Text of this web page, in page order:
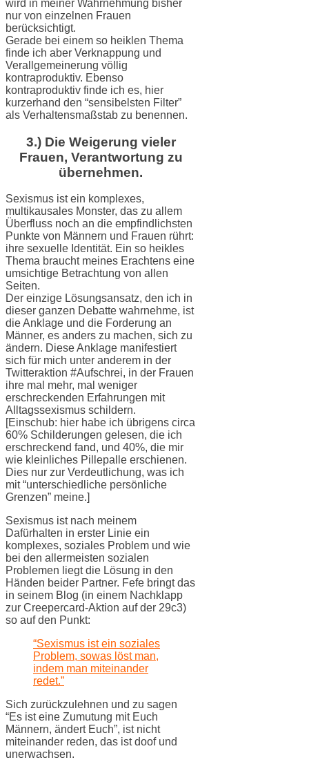
wird in meiner Wahrnehmung bisher
nur von einzelnen Frauen
berücksichtigt.
Gerade bei einem so heiklen Thema
finde ich aber Verknappung und
Verallgemeinerung völlig
kontraproduktiv. Ebenso
kontraproduktiv finde ich es, hier
kurzerhand den “sensibelsten Filter”
als Verhaltensmaßstab zu benennen.
3.) Die Weigerung vieler
Frauen, Verantwortung zu
übernehmen.
Sexismus ist ein komplexes,
multikausales Monster, das zu allem
Überfluss noch an die empfindlichsten
Punkte von Männern und Frauen rührt:
ihre sexuelle Identität. Ein so heikles
Thema braucht meines Erachtens eine
umsichtige Betrachtung von allen
Seiten.
Der einzige Lösungsansatz, den ich in
dieser ganzen Debatte wahrnehme, ist
die Anklage und die Forderung an
Männer, es anders zu machen, sich zu
ändern. Diese Anklage manifestiert
sich für mich unter anderem in der
Twitteraktion #Aufschrei, in der Frauen
ihre mal mehr, mal weniger
erschreckenden Erfahrungen mit
Alltagssexismus schildern.
[Einschub: hier habe ich übrigens circa
60% Schilderungen gelesen, die ich
erschreckend fand, und 40%, die mir
wie kleinliches Pillepalle erschienen.
Dies nur zur Verdeutlichung, was ich
mit “unterschiedliche persönliche
Grenzen” meine.]
Sexismus ist nach meinem
Dafürhalten in erster Linie ein
komplexes, soziales Problem und wie
bei den allermeisten sozialen
Problemen liegt die Lösung in den
Händen beider Partner. Fefe bringt das
in seinem Blog (in einem Nachklapp
zur Creepercard-Aktion auf der 29c3)
so auf den Punkt:
“Sexismus ist ein soziales
Problem, sowas löst man,
indem man miteinander
redet.”
Sich zurückzulehnen und zu sagen
“Es ist eine Zumutung mit Euch
Männern, ändert Euch”, ist nicht
miteinander reden, das ist doof und
unerwachsen.